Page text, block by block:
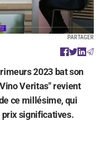
PARTAGER
2023 bat son
Veritas" revient
ce millésime, qui
prix significatives.